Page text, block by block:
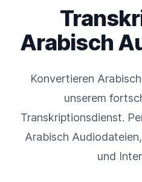
Arabisch
Konvertieren Arabisch
unserem
Transkriptionsdienst.
Arabisch
und